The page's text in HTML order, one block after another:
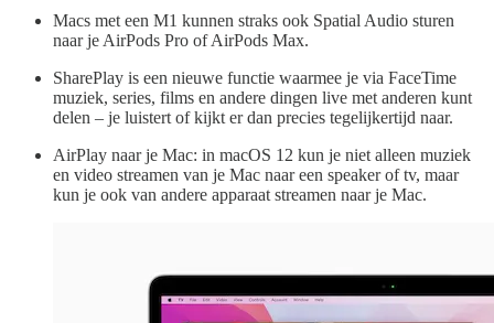
Macs met een M1 kunnen straks ook Spatial Audio sturen
naar je AirPods Pro of AirPods Max.
SharePlay is een nieuwe functie waarmee je via FaceTime
muziek, series, films en andere dingen live met anderen kunt
delen – je luistert of kijkt er dan precies tegelijkertijd naar.
AirPlay naar je Mac: in macOS 12 kun je niet alleen muziek
en video streamen van je Mac naar een speaker of tv, maar
kun je ook van andere apparaat streamen naar je Mac.